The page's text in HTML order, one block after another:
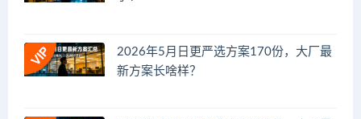
2026年5月日更严选方案170份，大厂最
新方案长啥样？